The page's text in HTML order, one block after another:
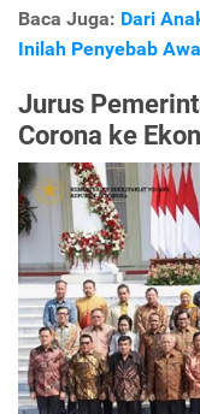
Baca Juga: Dari
Inilah Penyebab
Jurus
Corona ke